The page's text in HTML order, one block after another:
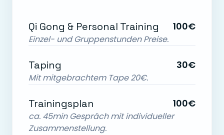
Qi Gong & Personal Training 100€
Einzel- und Gruppenstunden Preise.
Taping 30€
Mit mitgebrachtem Tape 20€.
Trainingsplan 100€
ca. 45min Gespräch mit individueller
Zusammenstellung.